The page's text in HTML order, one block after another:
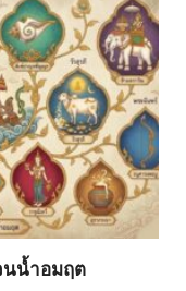
นน้ำอมฤต